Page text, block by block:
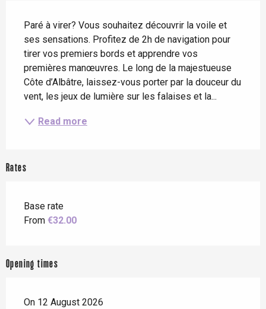
Paré à virer? Vous souhaitez découvrir la voile et
ses sensations. Profitez de 2h de navigation pour
tirer vos premiers bords et apprendre vos
premières manœuvres. Le long de la majestueuse
Côte d’Albâtre, laissez-vous porter par la douceur du
vent, les jeux de lumière sur les falaises et la...
Read more
Rates
Base rate
From €32.00
Opening times
On 12 August 2026